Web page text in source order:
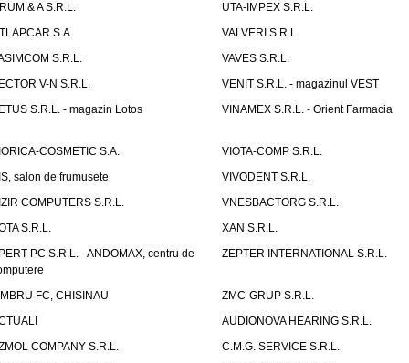
& A S.R.L.
UTA-IMPEX S.R.L.
S.A.
VALVERI S.R.L.
S.R.L.
VAVES S.R.L.
V-N S.R.L.
VENIT S.R.L. - magazinul VEST
S.R.L. - magazin Lotos
VINAMEX S.R.L. - Orient Farmacia
COSMETIC S.A.
VIOTA-COMP S.R.L.
salon de frumusete
VIVODENT S.R.L.
COMPUTERS S.R.L.
VNESBACTORG S.R.L.
S.R.L.
XAN S.R.L.
PC S.R.L. - ANDOMAX, centru de
ZEPTER INTERNATIONAL S.R.L.
FC, CHISINAU
ZMC-GRUP S.R.L.
AUDIONOVA HEARING S.R.L.
COMPANY S.R.L.
C.M.G. SERVICE S.R.L.